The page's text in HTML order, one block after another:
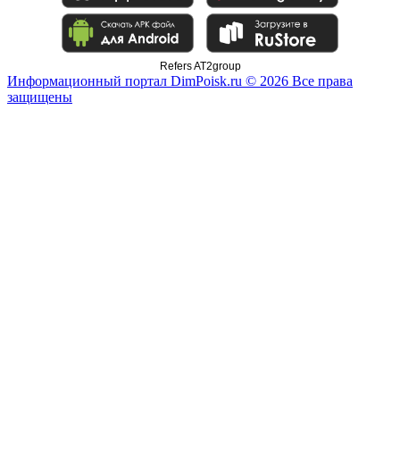
Refers AT2group
Информационный портал DimPoisk.ru © 2026 Все права
защищены